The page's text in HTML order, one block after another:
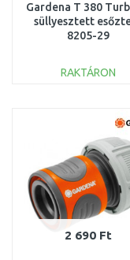
Gardena T 380
süllyesztett
8205-29
RAKTÁRON
Összehasonlítás
2 690 Ft